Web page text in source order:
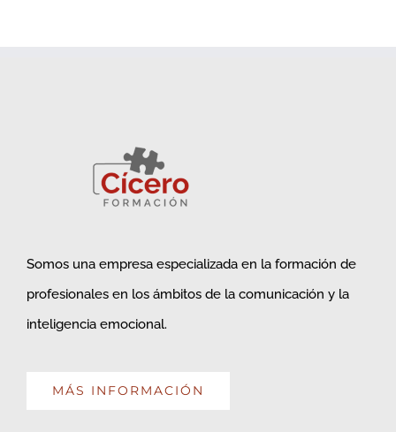
Somos una empresa especializada en la formación de
profesionales en los ámbitos de la comunicación y la
inteligencia emocional.
MÁS INFORMACIÓN